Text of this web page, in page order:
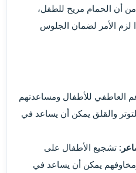
من أن الحمام مريح للطفل،
لزم الأمر لضمان الجلوس
العاطفي للأطفال ومساعدتهم
والقلق يمكن أن يساعد في
: تشجيع الأطفال على
يمكن أن يساعد في